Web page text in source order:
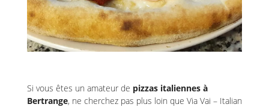
Si vous êtes un amateur de pizzas italiennes à
Bertrange, ne cherchez pas plus loin que Via Vai – Italian